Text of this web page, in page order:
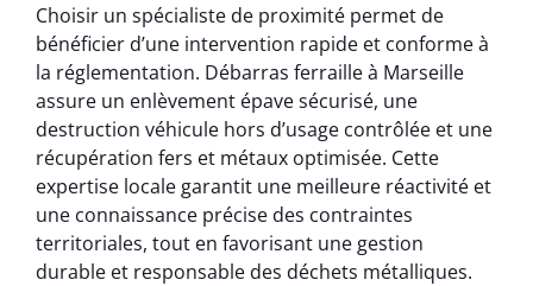
Choisir un spécialiste de proximité permet de
bénéficier d’une intervention rapide et conforme à
la réglementation. Débarras ferraille à Marseille
assure un enlèvement épave sécurisé, une
destruction véhicule hors d’usage contrôlée et une
récupération fers et métaux optimisée. Cette
expertise locale garantit une meilleure réactivité et
une connaissance précise des contraintes
territoriales, tout en favorisant une gestion
durable et responsable des déchets métalliques.